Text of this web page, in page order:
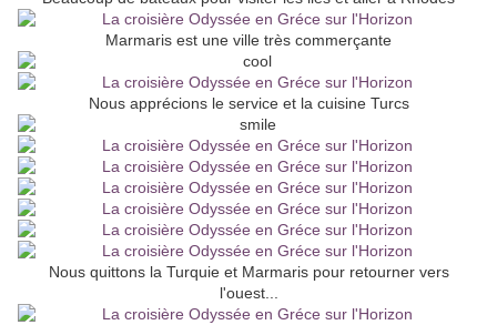
Marmaris est une ville très commerçante
Nous apprécions le service et la cuisine Turcs
Nous quittons la Turquie et Marmaris pour retourner vers
l'ouest...